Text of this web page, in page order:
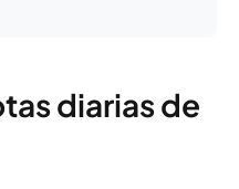
diarias de